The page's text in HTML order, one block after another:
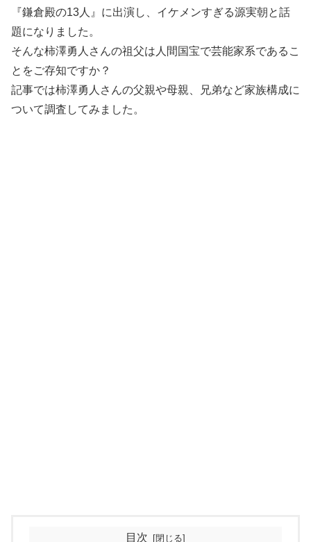
『鎌倉殿の13人』に出演し、イケメンすぎる源実朝と話
題になりました。
そんな柿澤勇人さんの祖父は人間国宝で芸能家系であるこ
とをご存知ですか？
記事では柿澤勇人さんの父親や母親、兄弟など家族構成に
ついて調査してみました。
目次